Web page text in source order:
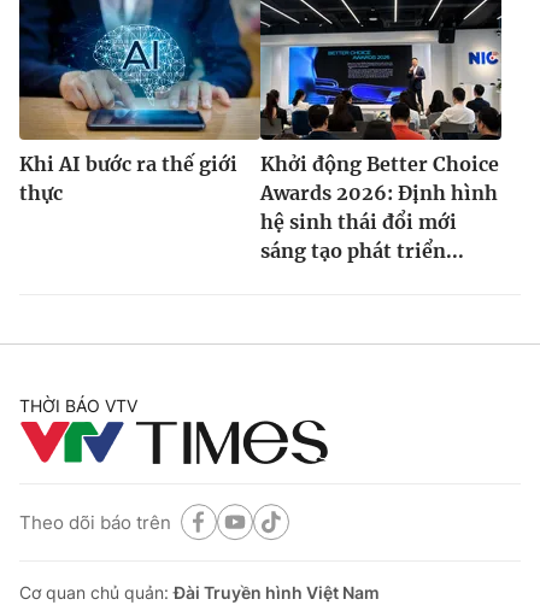
Khi AI bước ra thế giới
thực
Khởi động Better Choice
Awards 2026: Định hình
hệ sinh thái đổi mới
sáng tạo phát triển...
THỜI BÁO VTV
Theo dõi báo trên
Cơ quan chủ quản:Đài Truyền hình Việt Nam